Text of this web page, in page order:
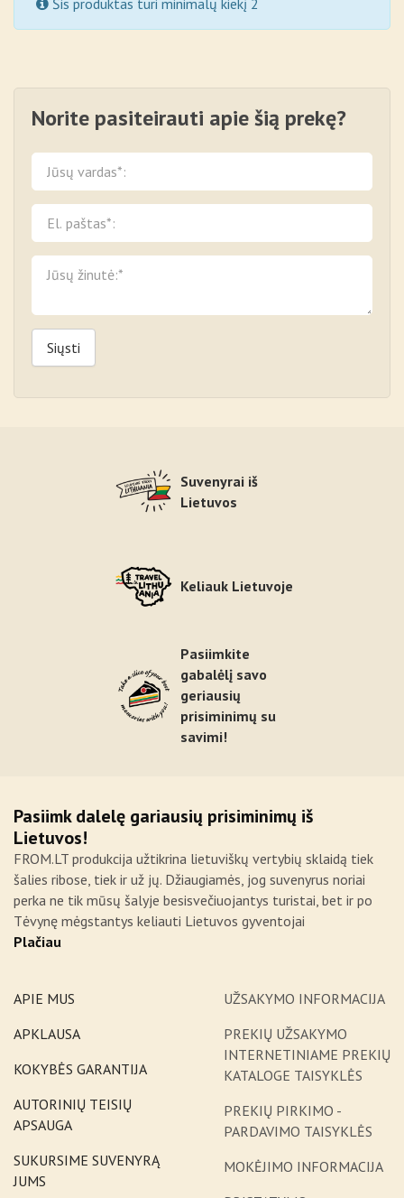
Šis produktas turi minimalų kiekį 2
Norite pasiteirauti apie šią prekę?
Siųsti
Suvenyrai iš
Lietuvos
Keliauk Lietuvoje
Pasiimkite
gabalėlį savo
geriausių
prisiminimų su
savimi!
Pasiimk dalelę gariausių prisiminimų iš
Lietuvos!
FROM.LT produkcija užtikrina lietuviškų vertybių sklaidą tiek
šalies ribose, tiek ir už jų. Džiaugiamės, jog suvenyrus noriai
perka ne tik mūsų šalyje besisvečiuojantys turistai, bet ir po
Tėvynę mėgstantys keliauti Lietuvos gyventojai
Plačiau
APIE MUS
APKLAUSA
KOKYBĖS GARANTIJA
AUTORINIŲ TEISIŲ
APSAUGA
SUKURSIME SUVENYRĄ
JUMS
UŽSAKYMO INFORMACIJA
PREKIŲ UŽSAKYMO
INTERNETINIAME PREKIŲ
KATALOGE TAISYKLĖS
PREKIŲ PIRKIMO -
PARDAVIMO TAISYKLĖS
MOKĖJIMO INFORMACIJA